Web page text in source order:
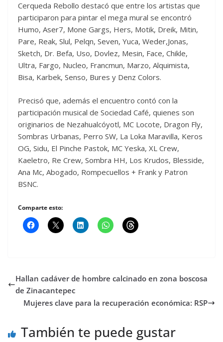
Cerqueda Rebollo destacó que entre los artistas que
participaron para pintar el mega mural se encontró
Humo, Aser7, Mone Gargs, Hers, Motik, Dreik, Mitin,
Pare, Reak, Slul, Pelqn, Seven, Yuca, Weder,Jonas,
Sketch, Dr. Befa, Uso, Dovlez, Mesin, Face, Chikle,
Ultra, Fargo, Nucleo, Francmun, Marzo, Alquimista,
Bisa, Karbek, Senso, Bures y Denz Colors.
Precisó que, además el encuentro contó con la
participación musical de Sociedad Café, quienes son
originarios de Nezahualcóyotl, MC Locote, Dragon Fly,
Sombras Urbanas, Perro SW, La Loka Maravilla, Keros
OG, Sidu, El Pinche Pastok, MC Yeska, XL Crew,
Kaeletro, Re Crew, Sombra HH, Los Krudos, Blesside,
Ana Mc, Abogado, Rompecuellos + Frank y Patron
BSNC.
Comparte esto:
Hallan cadáver de hombre calcinado en zona boscosa
de Zinacantepec
Mujeres clave para la recuperación económica: RSP
También te puede gustar